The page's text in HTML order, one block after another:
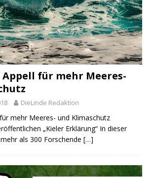
für mehr Meeres-
DieLinde Redaktion
mehr Meeres- und Klimaschutz
„Kieler Erklärung“ In dieser
als 300 Forschende […]